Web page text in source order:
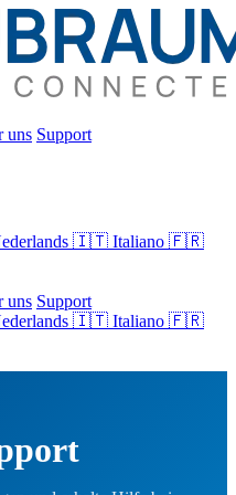
uns Support
🇮🇹 Italiano 🇫🇷
uns Support
🇮🇹 Italiano 🇫🇷